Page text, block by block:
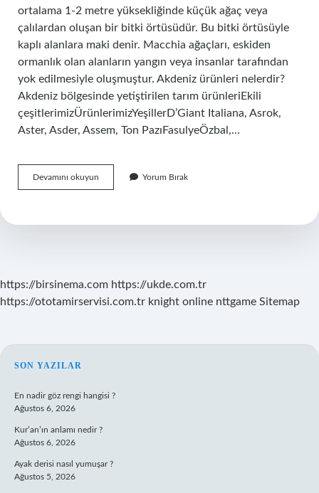
ortalama 1-2 metre yüksekliğinde küçük ağaç veya
çalılardan oluşan bir bitki örtüsüdür. Bu bitki örtüsüyle
kaplı alanlara maki denir. Macchia ağaçları, eskiden
ormanlık olan alanların yangın veya insanlar tarafından
yok edilmesiyle oluşmuştur. Akdeniz ürünleri nelerdir?
Akdeniz bölgesinde yetiştirilen tarım ürünleriEkili
çeşitlerimizÜrünlerimizYeşillerD’Giant Italiana, Asrok,
Aster, Asder, Assem, Ton PazıFasulyeÖzbal,…
Devamını okuyun
Ikliminde
Yorum Bırak
https://birsinema.com https://ukde.com.tr
https://ototamirservisi.com.tr knight online nttgame Sitemap
SIDEBAR
SON YAZILAR
En nadir göz rengi hangisi ?
Ağustos 6, 2026
Kur’an’ın anlamı nedir ?
Ağustos 6, 2026
Ayak derisi nasıl yumuşar ?
Ağustos 5, 2026